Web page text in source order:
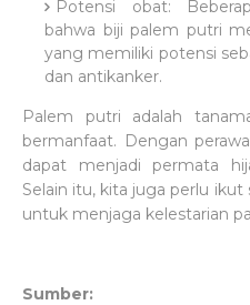
Potensi obat:
bahwa biji palem putri
yang memiliki potensi
dan antikanker.
Palem putri adalah
bermanfaat. Dengan
dapat menjadi permata
Selain itu, kita juga perlu
untuk menjaga kelestarian
Sumber: